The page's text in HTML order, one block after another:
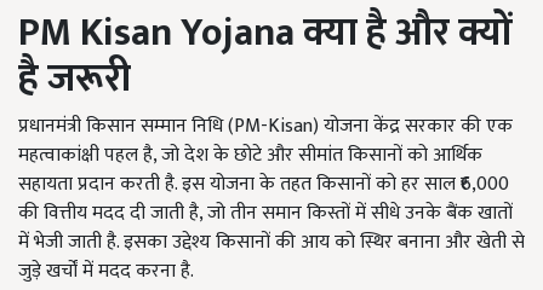
PM Kisan Yojanaक्या है और क्यों
है जरूरी
प्रधानमंत्री किसान सम्मान निधि (PM-Kisan) योजना केंद्र सरकार की एक
महत्वाकांक्षी पहल है, जो देश के छोटे और सीमांत किसानों को आर्थिक
सहायता प्रदान करती है. इस योजना के तहत किसानों को हर साल ₹6,000
की वित्तीय मदद दी जाती है, जो तीन समान किस्तों में सीधे उनके बैंक खातों
में भेजी जाती है. इसका उद्देश्य किसानों की आय को स्थिर बनाना और खेती से
जुड़े खर्चों में मदद करना है.